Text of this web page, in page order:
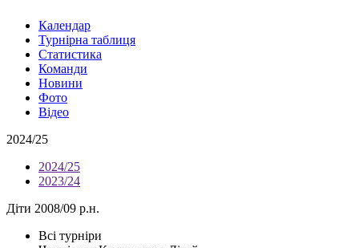
Календар
Турнірна таблиця
Статистика
Команди
Новини
Фото
Відео
2024/25
2024/25
2023/24
Діти 2008/09 р.н.
Всі турніри